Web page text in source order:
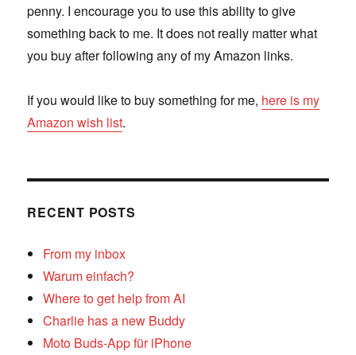
penny. I encourage you to use this ability to give
something back to me. It does not really matter what
you buy after following any of my Amazon links.
If you would like to buy something for me, here is my
Amazon wish list.
RECENT POSTS
From my inbox
Warum einfach?
Where to get help from AI
Charlie has a new Buddy
Moto Buds-App für iPhone